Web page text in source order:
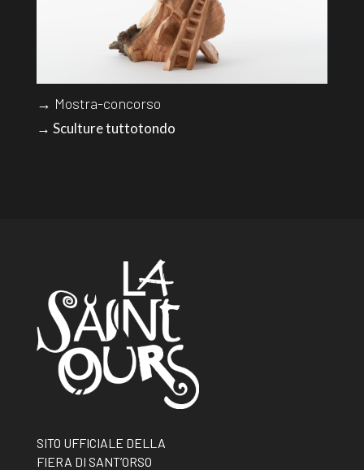
→ Mostra-concorso
→ Sculture tuttotondo
SITO UFFICIALE DELLA
FIERA DI SANT’ORSO